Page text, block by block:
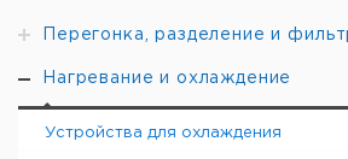
Перегонка, разделение и
Нагревание и охлаждение
Устройства для охлаждения